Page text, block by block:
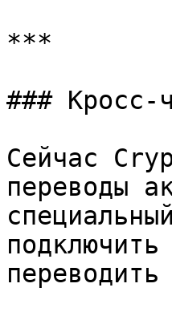
***
### Кросс-
Сейчас
переводы